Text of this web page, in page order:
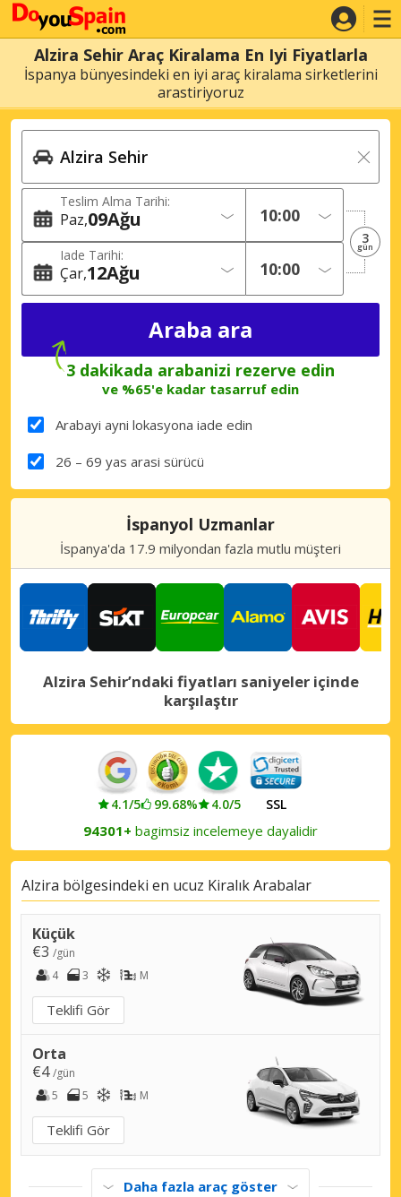
Alzira Sehir Araç Kiralama En Iyi Fiyatlarla
İspanya bünyesindeki en iyi araç kiralama sirketlerini
arastiriyoruz
Teslim Alma Tarihi:
Paz 09Ağu
Iade Tarihi:
Çar 12Ağu
3
gün
3 dakikada arabanizi rezerve edin
ve %65'e kadar tasarruf edin
Arabayi ayni lokasyona iade edin
26 – 69 yas arasi sürücü
İspanyol Uzmanlar
İspanya'da 17.9 milyondan fazla mutlu müşteri
Alzira Sehir’ndaki fiyatları saniyeler içinde
karşılaştır
4.1/5 99.68% 4.0/5 SSL
94301+ bagimsiz incelemeye dayalidir
Alzira bölgesindeki en ucuz Kiralık Arabalar
Küçük
€3 /gün
4
3 M
Teklifi Gör
Orta
€4/gün
5
5 M
Teklifi Gör
Daha fazla araç göster